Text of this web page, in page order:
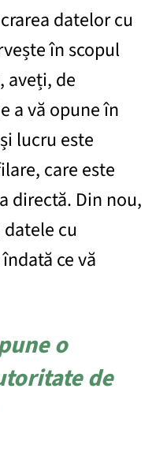
datelor cu
în scopul
aveți, de
a vă opune în
lucru este
care este
directă. Din nou,
cu
ce vă
o
de